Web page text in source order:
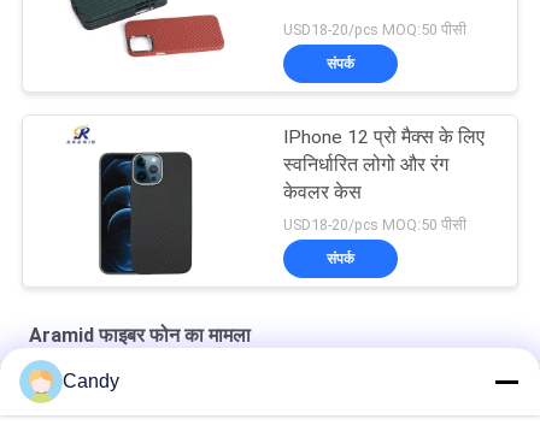
USD18-20/pcs MOQ:50 पीसी
संपर्क
IPhone 12 प्रो मैक्स के लिए
स्वनिर्धारित लोगो और रंग
केवलर केस
USD18-20/pcs MOQ:50 पीसी
संपर्क
Aramid फाइबर फोन का मामला
IPhone एसई 2020 के लिए 10g मैट मैट्रिड फाइबर फोन केस
Candy